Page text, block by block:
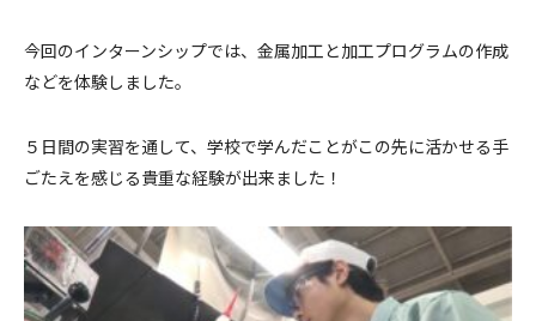
今回のインターンシップでは、金属加工と加工プログラムの作成
などを体験しました。
５日間の実習を通して、学校で学んだことがこの先に活かせる手
ごたえを感じる貴重な経験が出来ました！